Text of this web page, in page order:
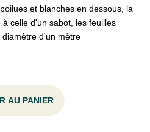
et blanches en dessous, la
celle d'un sabot, les feuilles
d'un mètre
AU PANIER